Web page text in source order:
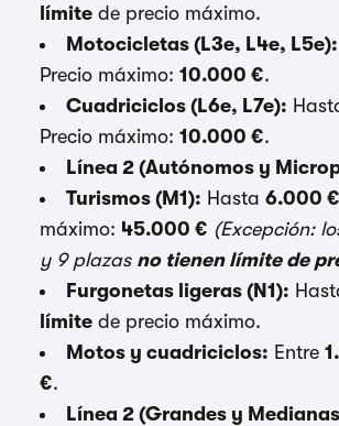
límite de precio máximo.
Motocicletas (L3e, L4e, L5e):
Precio máximo: 10.000 €.
Cuadriciclos (L6e, L7e):
Precio máximo: 10.000 €.
Línea 2 (Autónomos y
Turismos (M1): Hasta 6.000 €
máximo: 45.000 € (Excepción:
y 9 plazas no tienen límite de
Furgonetas ligeras (N1):
límite de precio máximo.
Motos y cuadriciclos: Entre
€.
Línea 2 (Grandes y